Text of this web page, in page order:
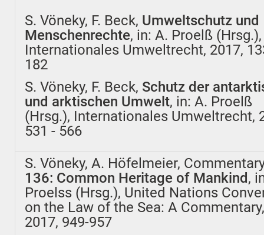
S. Vöneky, F. Beck, Umweltschutz und
Menschenrechte, in: A. Proelß (Hrsg.),
Internationales Umweltrecht, 2017,
182
S. Vöneky, F. Beck, Schutz der
und arktischen Umwelt, in: A. Proelß
(Hrsg.), Internationales Umweltrecht,
531 - 566
S. Vöneky, A. Höfelmeier,
136: Common Heritage of Mankind,
Proelss (Hrsg.), United Nations
on the Law of the Sea: A
2017, 949-957